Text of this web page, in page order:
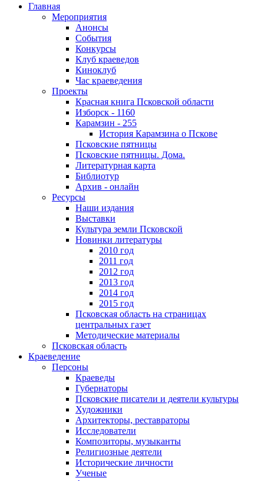
Главная
Мероприятия
Анонсы
События
Конкурсы
Клуб краеведов
Киноклуб
Час краеведения
Проекты
Красная книга Псковской области
Изборск - 1160
Карамзин - 255
История Карамзина о Пскове
Псковские пятницы
Псковские пятницы. Дома.
Литературная карта
Библиотур
Архив - онлайн
Ресурсы
Наши издания
Выставки
Культура земли Псковской
Новинки литературы
2010 год
2011 год
2012 год
2013 год
2014 год
2015 год
Псковская область на страницах
центральных газет
Методические материалы
Псковская область
Краеведение
Персоны
Краеведы
Губернаторы
Псковские писатели и деятели культуры
Художники
Архитекторы, реставраторы
Исследователи
Композиторы, музыканты
Религиозные деятели
Исторические личности
Ученые